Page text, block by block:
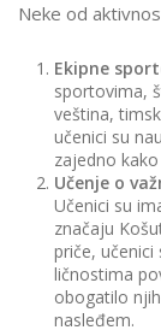
Neke od
Ekipne
sportovima,
veština,
učenici su
zajedno
Učenje o
Učenici su
značaju
priče,
ličnostima
obogatilo
nasleđem.